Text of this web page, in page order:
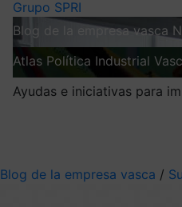
Grupo SPRI
Blog de la empresa vasca
Atlas Política Industrial
Ayudas e iniciativas para
Blog de la empresa vasca /